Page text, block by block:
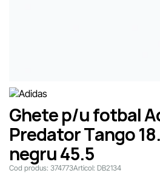
Ghete p/u fotbal
Predator Tango
negru 45.5
Cod produs: 374773Articol: DB2134